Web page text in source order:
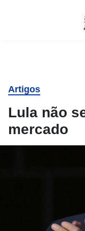
Artigos
Lula não
mercado